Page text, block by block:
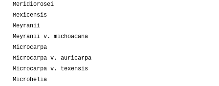
Meridiorosei
Mexicensis
Meyranii
Meyranii v. michoacana
Microcarpa
Microcarpa v. auricarpa
Microcarpa v. texensis
Microhelia